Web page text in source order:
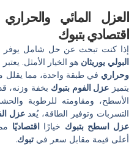
العزل المائي
اقتصادي بتبوك
إذا كنت تبحث عن حل شامل يوفر
البولي يوريثان هو الخيار الأمثل.
وحراري في طبقة واحدة، مما يقلل
يتميز عزل الفوم بتبوك بخفة وزنه،
الأسطح، ومقاومته للرطوبة
التسربات وتوفير الطاقة، يُعدعزل
عزل اسطح بتبوك خيارًااقتصاديًا
أعلى قيمة مقابل سعر فيتبوك.